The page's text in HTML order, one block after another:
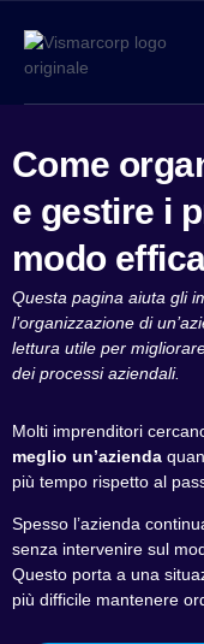
Come
e gestire i
modo
Questa pagina aiuta gli
l’organizzazione di
lettura utile per
dei processi aziendali.
Molti imprenditori
meglio un’azienda
più tempo rispetto al
Spesso l’azienda
senza intervenire sul
Questo porta a una
più difficile mantenere